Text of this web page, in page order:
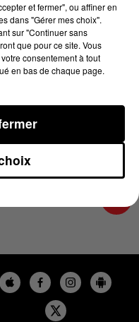
DU 29/11/2025 À
et fermer", ou affiner en
dans "Gérer mes choix".
sur "Continuer sans
que pour ce site. Vous
consentement à tout
en bas de chaque page.